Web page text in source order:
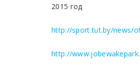
2015 год
http://sport.tut.by/news/
http://